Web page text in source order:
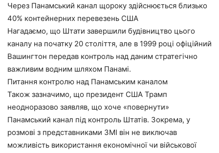
Через Панамський канал щороку здійснюється близько
40% контейнерних перевезень США
Нагадаємо, що Штати завершили будівництво цього
каналу на початку 20 століття, але в 1999 році офіційний
Вашингтон передав контроль над даним стратегічно
важливим водним шляхом Панамі.
Питання контролю над Панамським каналом
Також зазначимо, що президент США Трамп
неодноразово заявляв, що хоче «повернути»
Панамський канал під контроль Штатів. Зокрема, у
розмові з представниками ЗМІ він не виключав
можливість використання економічної чи військової